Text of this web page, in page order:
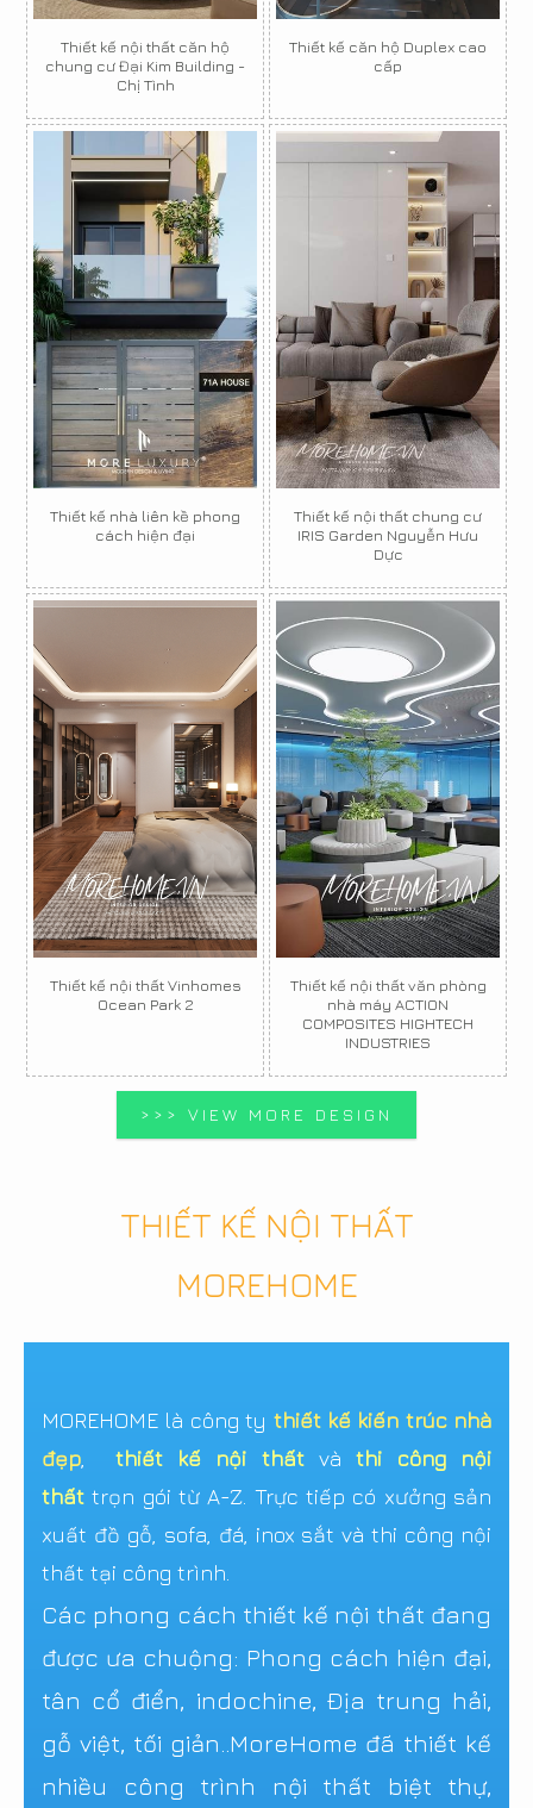
Thiết kế nội thất căn hộ
chung cư Đại Kim Building -
Chị Tình
Thiết kế căn hộ Duplex cao
cấp
Thiết kế nhà liên kề phong
cách hiện đại
Thiết kế nội thất chung cư
IRIS Garden Nguyễn Hưu
Dực
Thiết kế nội thất Vinhomes
Ocean Park 2
Thiết kế nội thất văn phòng
nhà máy ACTION
COMPOSITES HIGHTECH
INDUSTRIES
>>> VIEW MORE DESIGN
THIẾT KẾ NỘI THẤT
MOREHOME
MOREHOME là công ty thiết kế kiến trúc nhà
đẹp
thiết kế nội thấtvàthi công nội
thất trọn gói từ A-Z. Trực tiếp có xưởng sản
xuất đồ gỗ, sofa, đá, inox sắt và thi công nội
thất tại công trình.
Các phong cách thiết kế nội thất đang
được ưa chuộng: Phong cách hiện đại,
tân cổ điển, indochine, Địa trung hải,
gỗ việt, tối giản..MoreHome đã thiết kế
nhiều công trình nội thất biệt thự,